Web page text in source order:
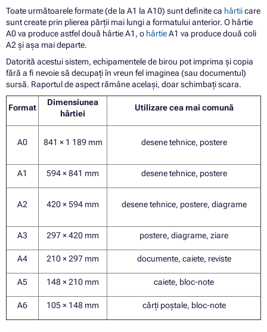
Toate următoarele formate (de la A1 la A10) sunt definite ca hârtiicare
sunt create prin plierea părții mai lungi a formatului anterior. O hârtie
A0 va produce astfel două hârtie A1, o hârtieA1 va produce două coli
A2 și așa mai departe.
Datorită acestui sistem, echipamentele de birou pot imprima și copia
fără a fi nevoie să decupați în vreun fel imaginea (sau documentul)
sursă. Raportul de aspect rămâne același, doar schimbați scara.
Format
Dimensiunea
hârtiei
Utilizare cea mai comună
A0 841 × 1 189 mm desene tehnice, postere
A1 594 × 841 mm desene tehnice, postere
A2 420 × 594 mm desene tehnice, postere, diagrame
A3 297 × 420 mm postere, diagrame, ziare
A4 210 × 297 mm documente, caiete, reviste
A5 148 × 210 mm caiete, bloc-note
A6 105 × 148 mm cărți poștale, bloc-note